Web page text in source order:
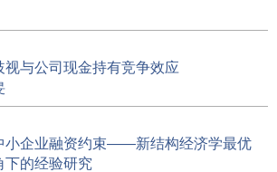
视与公司现金持有竞争效应
小企业融资约束——新结构经济学最优
下的经验研究